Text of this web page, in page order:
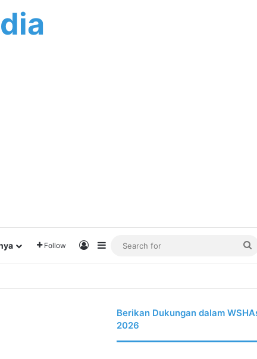
Follow Log InSidebar
Berikan Dukungan dalam
2026